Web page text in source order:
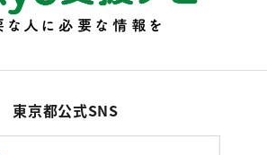
東京都公式SNS